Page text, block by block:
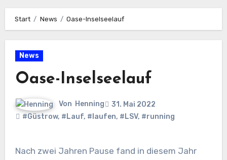
Start News Oase-Inselseelauf
News
Oase-Inselseelauf
Von Henning
31. Mai 2022
#Güstrow, #Lauf, #laufen, #LSV, #running
Nach zwei Jahren Pause fand in diesem Jahr